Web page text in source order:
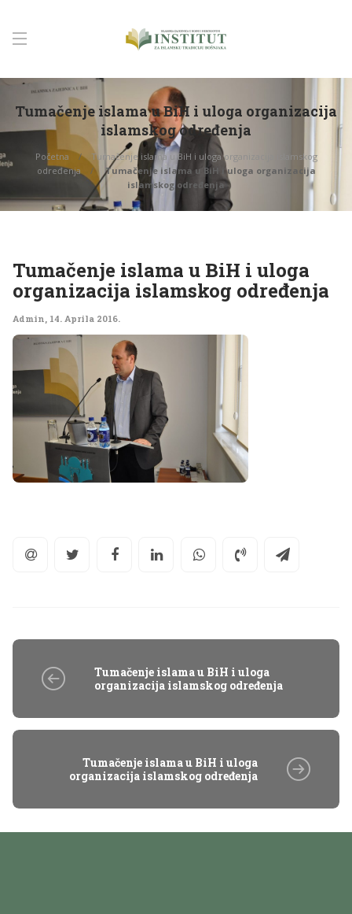
Tumačenje islama u BiH i uloga organizacija
islamskog određenja
Početna
Tumačenje islama u BiH i uloga organizacija islamskog
određenja
Tumačenje islama u BiH i uloga organizacija
islamskog određenja
Tumačenje islama u BiH i uloga
organizacija islamskog određenja
Admin, 14. Aprila 2016.
Tumačenje islama u BiH i uloga
organizacija islamskog određenja
Tumačenje islama u BiH i uloga
organizacija islamskog određenja